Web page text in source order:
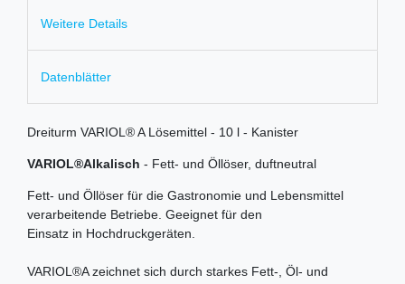
Weitere Details
Datenblätter
Dreiturm VARIOL® A Lösemittel - 10 l - Kanister
VARIOL®Alkalisch - Fett- und Öllöser, duftneutral
Fett- und Öllöser für die Gastronomie und Lebensmittel
verarbeitende Betriebe. Geeignet für den
Einsatz in Hochdruckgeräten.
VARIOL®A zeichnet sich durch starkes Fett-, Öl- und